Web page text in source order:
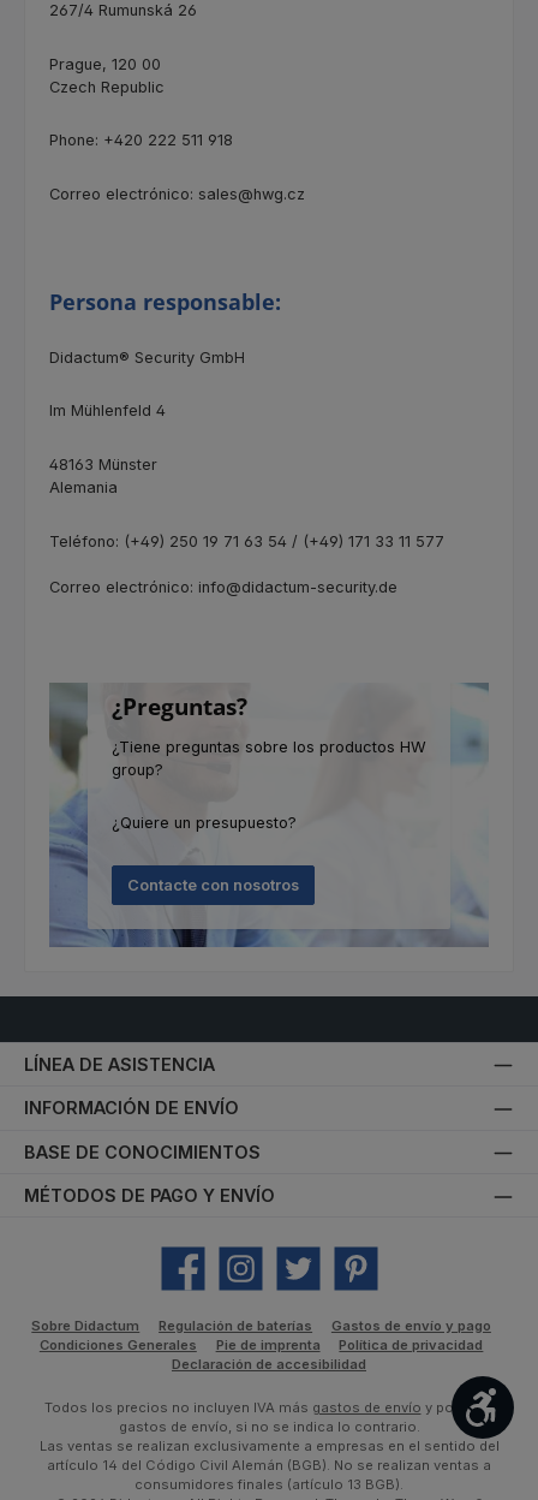
267/4 Rumunská 26
Prague, 120 00
Czech Republic
Phone: +420 222 511 918
Correo electrónico: sales@hwg.cz
Persona responsable:
Didactum® Security GmbH
Im Mühlenfeld 4
48163 Münster
Alemania
Teléfono: (+49) 250 19 71 63 54 / (+49) 171 33 11 577
Correo electrónico: info@didactum-security.de
¿Preguntas?
¿Tiene preguntas sobre los productos HW
group?
¿Quiere un presupuesto?
Contacte con nosotros
LÍNEA DE ASISTENCIA
INFORMACIÓN DE ENVÍO
BASE DE CONOCIMIENTOS
MÉTODOS DE PAGO Y ENVÍO
Facebook Instagram Twitter Pinterest
Sobre Didactum Regulación de baterías
Gastos de envío y pago
Condiciones Generales
Pie de imprenta
Política de privacidad
Declaración de accesibilidad
Todos los precios no incluyen IVA más gastos de envío y posibles
gastos de envío, si no se indica lo contrario.
Las ventas se realizan exclusivamente a empresas en el sentido del
artículo 14 del Código Civil Alemán (BGB). No se realizan ventas a
consumidores finales (artículo 13 BGB).